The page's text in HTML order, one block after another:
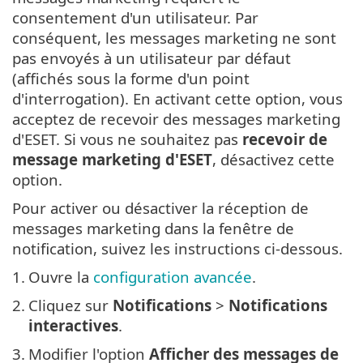
consentement d'un utilisateur. Par
conséquent, les messages marketing ne sont
pas envoyés à un utilisateur par défaut
(affichés sous la forme d'un point
d'interrogation). En activant cette option, vous
acceptez de recevoir des messages marketing
d'ESET. Si vous ne souhaitez pas recevoir de
message marketing d'ESET, désactivez cette
option.
Pour activer ou désactiver la réception de
messages marketing dans la fenêtre de
notification, suivez les instructions ci-dessous.
1. Ouvre la configuration avancée.
2. Cliquez sur Notifications > Notifications
interactives.
3. Modifier l'option Afficher des messages de